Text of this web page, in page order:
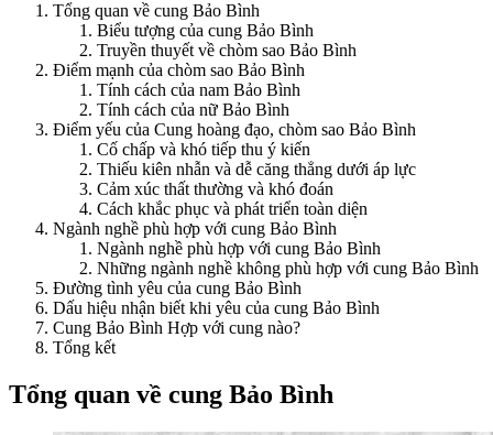
Tổng quan về cung Bảo Bình
Biểu tượng của cung Bảo Bình
Truyền thuyết về chòm sao Bảo Bình
Điểm mạnh của chòm sao Bảo Bình
Tính cách của nam Bảo Bình
Tính cách của nữ Bảo Bình
Điểm yếu của Cung hoàng đạo, chòm sao Bảo Bình
Cố chấp và khó tiếp thu ý kiến
Thiếu kiên nhẫn và dễ căng thẳng dưới áp lực
Cảm xúc thất thường và khó đoán
Cách khắc phục và phát triển toàn diện
Ngành nghề phù hợp với cung Bảo Bình
Ngành nghề phù hợp với cung Bảo Bình
Những ngành nghề không phù hợp với cung Bảo Bình
Đường tình yêu của cung Bảo Bình
Dấu hiệu nhận biết khi yêu của cung Bảo Bình
Cung Bảo Bình Hợp với cung nào?
Tổng kết
Tổng quan về cung Bảo Bình